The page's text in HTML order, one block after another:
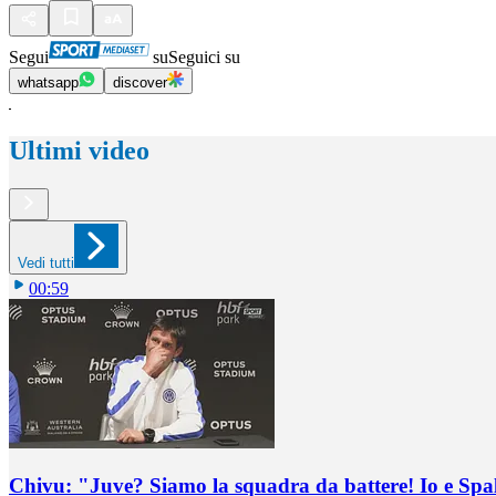
Segui suSeguici su
whatsapp discover
Ultimi video
Vedi tutti
00:59
Chivu: "Juve? Siamo la squadra da battere! Io e